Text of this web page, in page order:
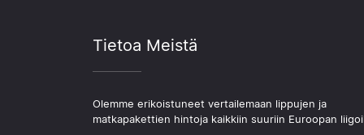
Tietoa Meistä
Olemme erikoistuneet vertailemaan lippujen ja
matkapakettien hintoja kaikkiin suuriin Euroopan